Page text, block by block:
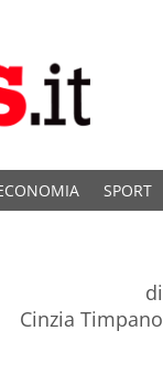
SPORT
di
Cinzia Timpano